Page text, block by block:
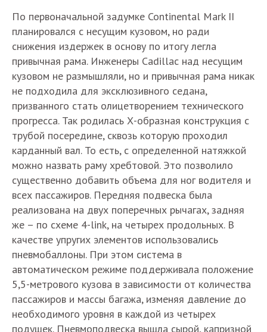
По первоначальной задумке Continental Mark II
планировался с несущим кузовом, но ради
снижения издержек в основу по итогу легла
привычная рама. Инженеры Cadillac над несущим
кузовом не размышляли, но и привычная рама никак
не подходила для эксклюзивного седана,
призванного стать олицетворением технического
прогресса. Так родилась Х-образная конструкция с
трубой посередине, сквозь которую проходил
карданный вал. То есть, с определенной натяжкой
можно назвать раму хребтовой. Это позволило
существенно добавить объема для ног водителя и
всех пассажиров. Передняя подвеска была
реализована на двух поперечных рычагах, задняя
же – по схеме 4-link, на четырех продольных. В
качестве упругих элементов использовались
пневмобаллоны. При этом система в
автоматическом режиме поддерживала положение
5,5-метрового кузова в зависимости от количества
пассажиров и массы багажа, изменяя давление до
необходимого уровня в каждой из четырех
подушек. Пневмоподвеска вышла сырой, капризной